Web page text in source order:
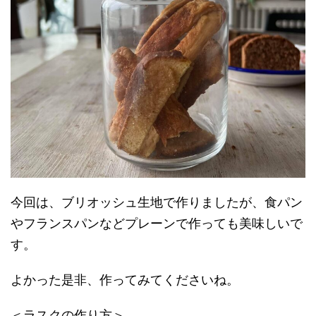
今回は、ブリオッシュ生地で作りましたが、食パン
やフランスパンなどプレーンで作っても美味しいで
す。
よかった是非、作ってみてくださいね。